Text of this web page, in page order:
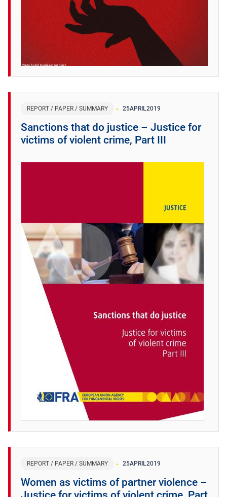
REPORT / PAPER / SUMMARY 25APRIL2019
Sanctions that do justice – Justice for
victims of violent crime, Part III
REPORT / PAPER / SUMMARY 25APRIL2019
Women as victims of partner violence –